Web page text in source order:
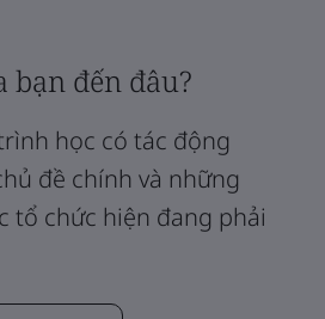
bạn đến đâu?
học có tác động
đề chính và những
tổ chức hiện đang phải